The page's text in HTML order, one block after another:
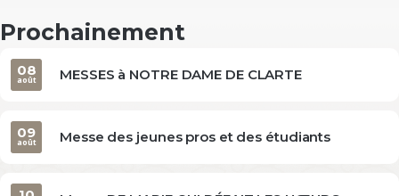
Prochainement
MESSES à NOTRE DAME DE CLARTE
08
août
Messe des jeunes pros et des étudiants
09
août